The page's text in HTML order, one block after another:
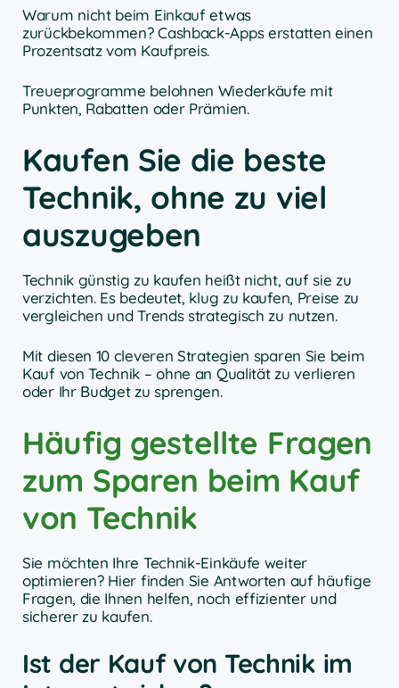
Warum nicht beim Einkauf etwas
zurückbekommen? Cashback-Apps erstatten einen
Prozentsatz vom Kaufpreis.
Treueprogramme belohnen Wiederkäufe mit
Punkten, Rabatten oder Prämien.
Kaufen Sie die beste
Technik, ohne zu viel
auszugeben
Technik günstig zu kaufen heißt nicht, auf sie zu
verzichten. Es bedeutet, klug zu kaufen, Preise zu
vergleichen und Trends strategisch zu nutzen.
Mit diesen 10 cleveren Strategien sparen Sie beim
Kauf von Technik – ohne an Qualität zu verlieren
oder Ihr Budget zu sprengen.
Häufig gestellte Fragen
zum Sparen beim Kauf
von Technik
Sie möchten Ihre Technik-Einkäufe weiter
optimieren? Hier finden Sie Antworten auf häufige
Fragen, die Ihnen helfen, noch effizienter und
sicherer zu kaufen.
Ist der Kauf von Technik im